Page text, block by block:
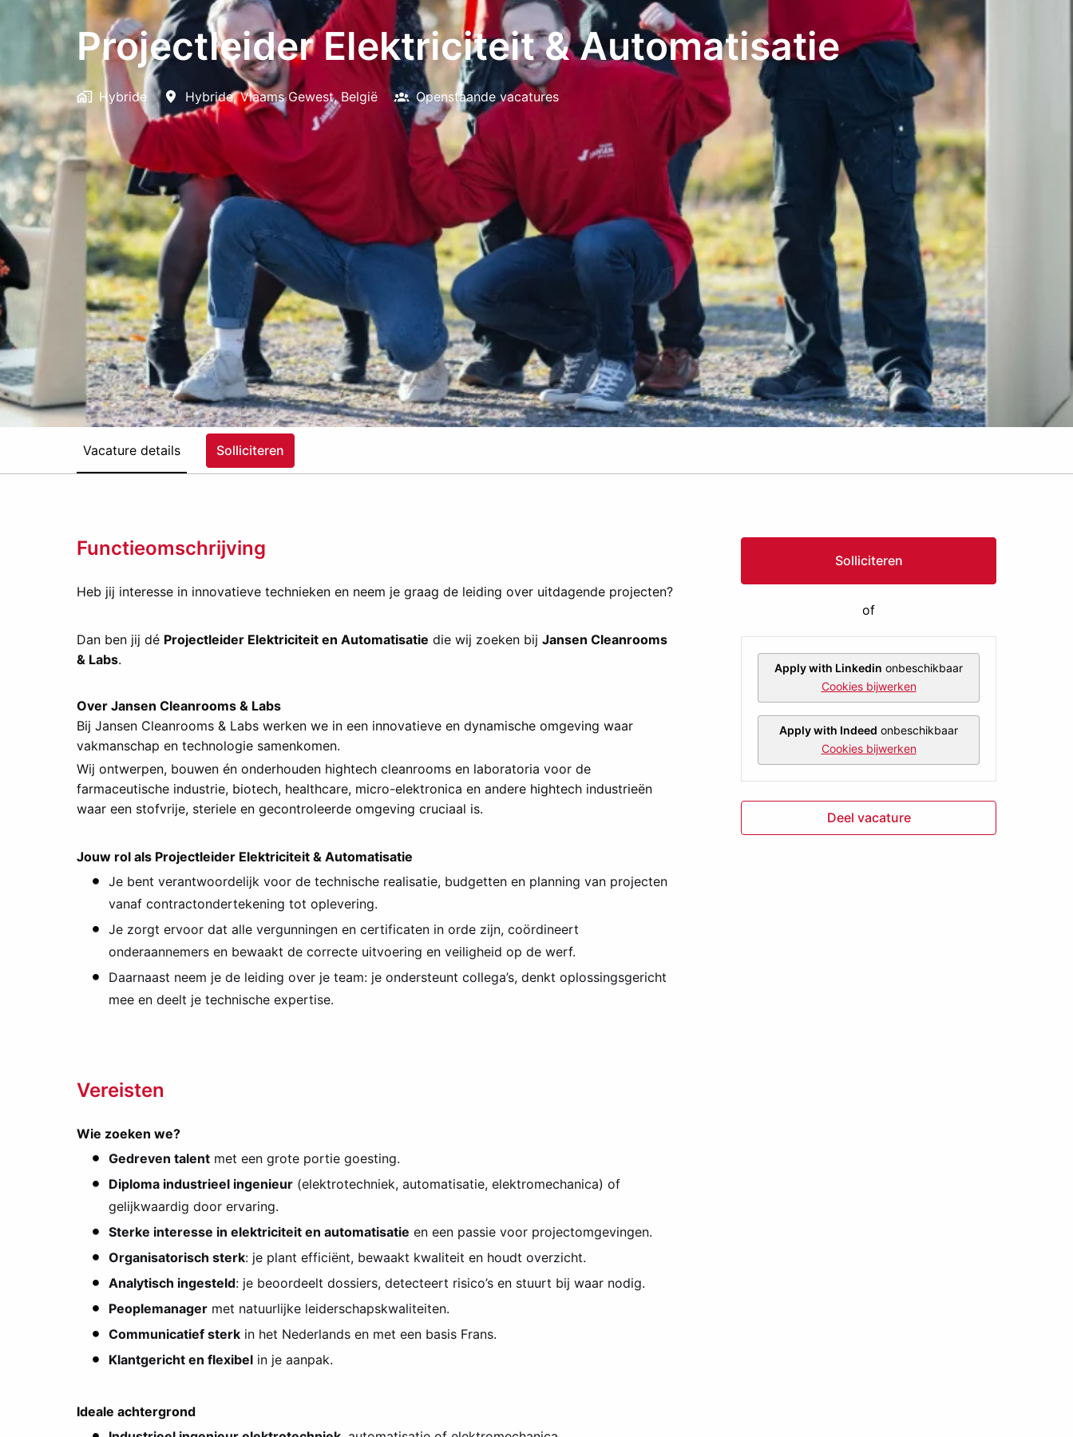
Projectleider Elektriciteit & Automatisatie
Hybride Hybride, Vlaams Gewest, België Openstaande vacatures
Vacature details Solliciteren
Functieomschrijving
Heb jij interesse in innovatieve technieken en neem je graag de leiding over uitdagende projecten?
Dan ben jij dé Projectleider Elektriciteit en Automatisatie die wij zoeken bij Jansen Cleanrooms
& Labs.
Over Jansen Cleanrooms & Labs
Bij Jansen Cleanrooms & Labs werken we in een innovatieve en dynamische omgeving waar
vakmanschap en technologie samenkomen.
Wij ontwerpen, bouwen én onderhouden hightech cleanrooms en laboratoria voor de
farmaceutische industrie, biotech, healthcare, micro-elektronica en andere hightech industrieën
waar een stofvrije, steriele en gecontroleerde omgeving cruciaal is.
Jouw rol als Projectleider Elektriciteit & Automatisatie
Je bent verantwoordelijk voor de technische realisatie, budgetten en planning van projecten
vanaf contractondertekening tot oplevering.
Je zorgt ervoor dat alle vergunningen en certificaten in orde zijn, coördineert
onderaannemers en bewaakt de correcte uitvoering en veiligheid op de werf.
Daarnaast neem je de leiding over je team: je ondersteunt collega’s, denkt oplossingsgericht
mee en deelt je technische expertise.
Vereisten
Wie zoeken we?
Gedreven talent met een grote portie goesting.
Diploma industrieel ingenieur (elektrotechniek, automatisatie, elektromechanica) of
gelijkwaardig door ervaring.
Sterke interesse in elektriciteit en automatisatie en een passie voor projectomgevingen.
Organisatorisch sterk: je plant efficiënt, bewaakt kwaliteit en houdt overzicht.
Analytisch ingesteld: je beoordeelt dossiers, detecteert risico’s en stuurt bij waar nodig.
Peoplemanager met natuurlijke leiderschapskwaliteiten.
Communicatief sterk in het Nederlands en met een basis Frans.
Klantgericht en flexibel in je aanpak.
Ideale achtergrond
Solliciteren
of
Apply with Linkedin onbeschikbaar
Cookies bijwerken
Apply with Indeed onbeschikbaar
Cookies bijwerken
Deel vacature